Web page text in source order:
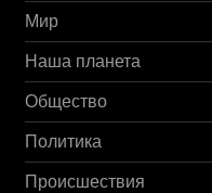
Мир
Наша планета
Общество
Политика
Происшествия